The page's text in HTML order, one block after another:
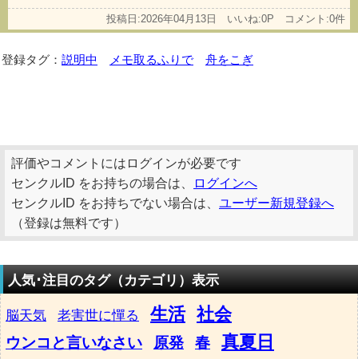
投稿日:2026年04月13日 いいね:0P コメント:0件
登録タグ： 説明中 メモ取るふりで 舟をこぎ
評価やコメントにはログインが必要です
センクルID をお持ちの場合は、
ログインへ
センクルID をお持ちでない場合は、 ユーザー新規登録へ
（登録は無料です）
人気･注目のタグ（カテゴリ）表示
脳天気 老害世に憚る 生活 社会
ウンコと言いなさい 原発 春
真夏日